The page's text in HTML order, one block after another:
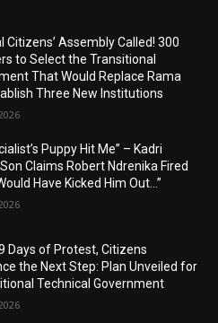
Citizens’ Assembly Called! 300
to Select the Transitional
That Would Replace Rama
Three New Institutions
Puppy Hit Me” – Kadri
Son Claims Robert Ndrenika Fired
Have Kicked Him Out…”
Days of Protest, Citizens
the Next Step: Plan Unveiled for
Technical Government